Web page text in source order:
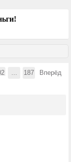
... 187 Вперёд